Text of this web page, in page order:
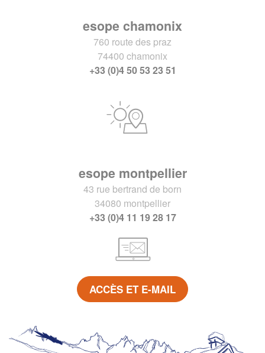
esope chamonix
760 route des praz
74400 chamonix
+33 (0)4 50 53 23 51
esope montpellier
43 rue bertrand de born
34080 montpellier
+33 (0)4 11 19 28 17
ACCÈS ET E-MAIL